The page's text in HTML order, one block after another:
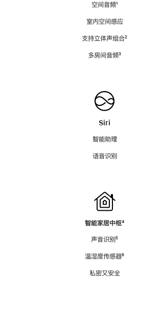
空间音频脚
¹
室内空间感应
支持立体声组合脚
²
多房间音频脚
³
Siri
智能助理
语音识别
智能家居中枢脚
⁴
声音识别脚
⁵
温湿度传感器脚
⁶
私密又安全